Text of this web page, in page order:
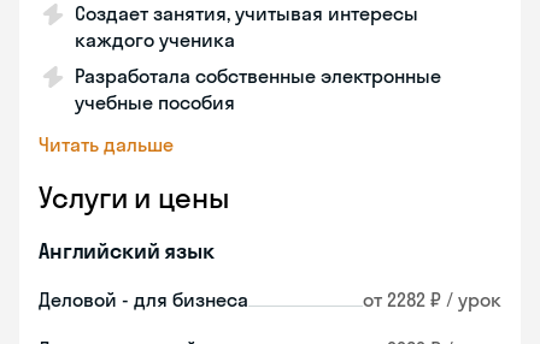
Создает занятия, учитывая интересы
каждого ученика
Разработала собственные электронные
учебные пособия
Читать дальше
Услуги и цены
Английский язык
Деловой - для бизнеса от 2282 ₽ / урок